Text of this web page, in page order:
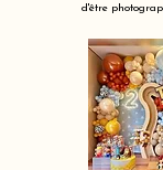
d'être